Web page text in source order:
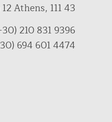
Athens, 111 43
210 831 9396
694 601 4474